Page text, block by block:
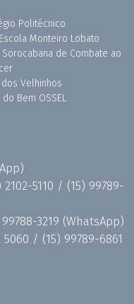
Politécnico
Monteiro Lobato
Sorocabana de Combate ao
Velhinhos
do Bem OSSEL
2102-5110 / (15) 99789-
3219 (WhatsApp)
5060 / (15) 99789-6861